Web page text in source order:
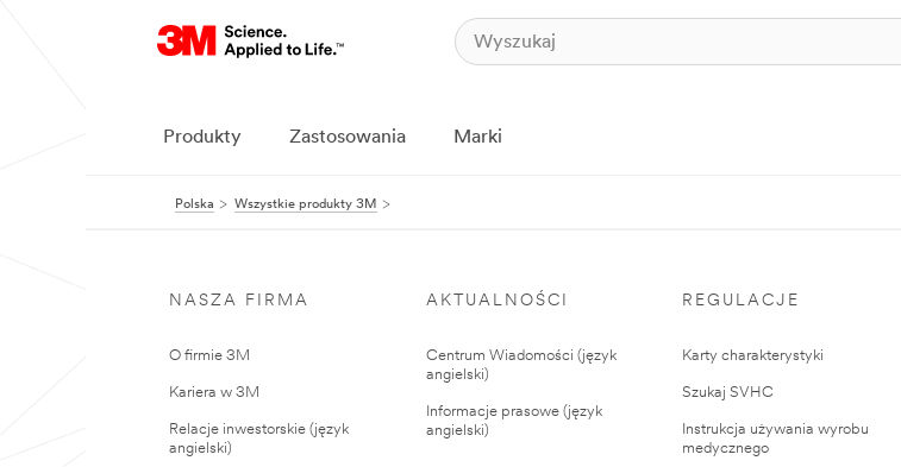
Produkty Zastosowania Marki
Polska Wszystkie produkty 3M
NASZA FIRMA
O firmie 3M
Kariera w 3M
Relacje inwestorskie (język
angielski)
AKTUALNOŚCI
Centrum Wiadomości (język
angielski)
Informacje prasowe (język
angielski)
REGULACJE
Karty charakterystyki
Szukaj SVHC
Instrukcja używania wyrobu
medycznego